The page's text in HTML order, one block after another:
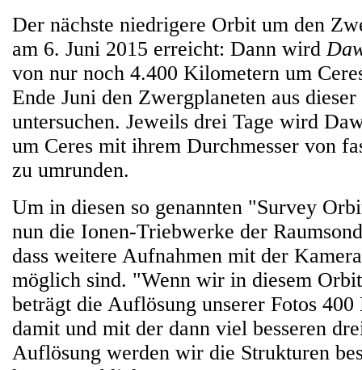
Der nächste niedrigere Orbit um den
am 6. Juni 2015 erreicht: Dann wird
von nur noch 4.400 Kilometern um
Ende Juni den Zwergplaneten aus
untersuchen. Jeweils drei Tage wird
um Ceres mit ihrem Durchmesser von
zu umrunden.
Um in diesen so genannten "Survey
nun die Ionen-Triebwerke der
dass weitere Aufnahmen mit der
möglich sind. "Wenn wir in diesem
beträgt die Auflösung unserer Fotos
damit und mit der dann viel besseren
Auflösung werden wir die Strukturen